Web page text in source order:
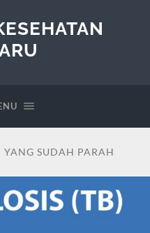
SUDAH PARAH